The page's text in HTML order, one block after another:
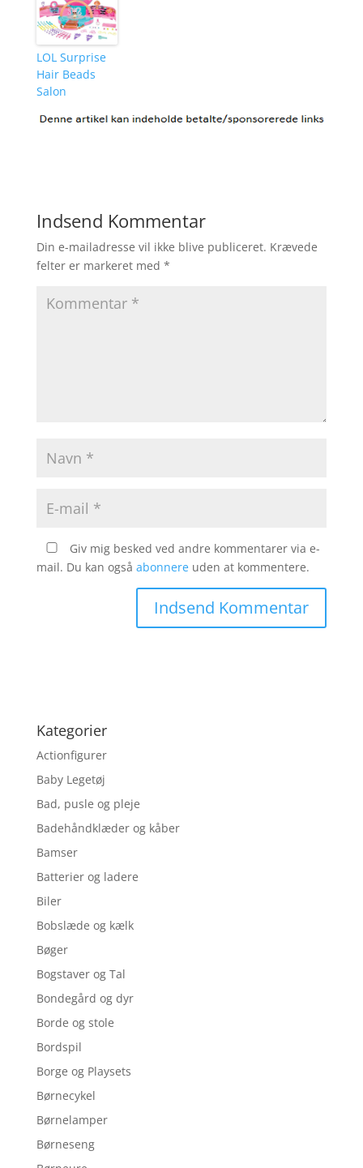
LOL Surprise
Hair Beads
Salon
Indsend Kommentar
Din e-mailadresse vil ikke blive publiceret. Krævede
felter er markeret med *
Giv mig besked ved andre kommentarer via e-
mail. Du kan også abonnereuden at kommentere.
Kategorier
Actionfigurer
Baby Legetøj
Bad, pusle og pleje
Badehåndklæder og kåber
Bamser
Batterier og ladere
Biler
Bobslæde og kælk
Bøger
Bogstaver og Tal
Bondegård og dyr
Borde og stole
Bordspil
Borge og Playsets
Børnecykel
Børnelamper
Børneseng